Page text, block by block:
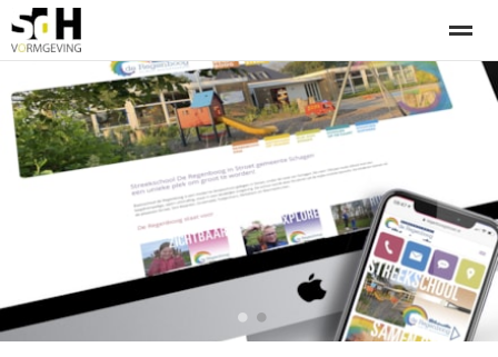
Offerte aanvragen bij SdH Vormgeving
Home Nieuws Contact
● ●